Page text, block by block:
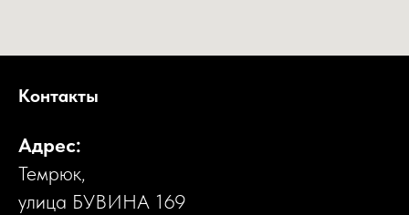
Контакты
Адрес:
Темрюк,
улица БУВИНА 169